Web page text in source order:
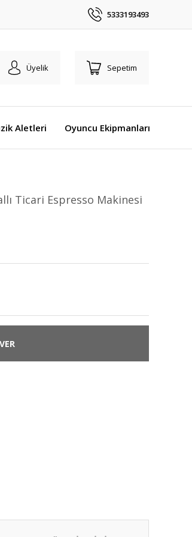
5333193493
Üyelik Sepetim
Aletleri Oyuncu Ekipmanları
Ticari Espresso Makinesi